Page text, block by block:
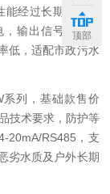
经过长期项目验
输出信号支持4-
低，适配市政污水
系列，基础款售价
技术要求，防护等
20mA/RS485，支
劣水质及户外长期
顶部